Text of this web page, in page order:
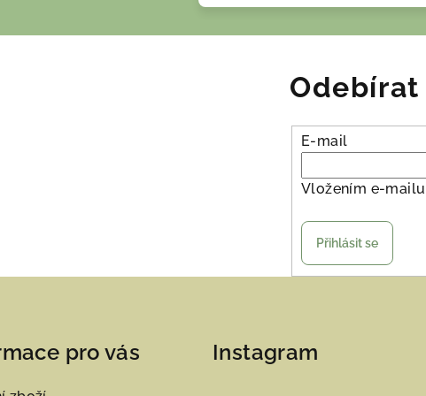
E-mail
Vložením e-
Přihlásit se
pro vás Instagram